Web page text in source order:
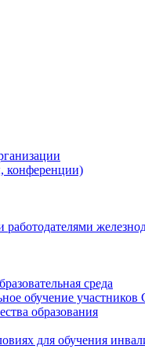
конференции)
среда
обучение
образования
для обучения